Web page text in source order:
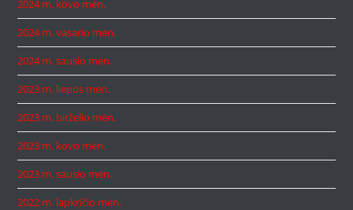
2024 m. kovo mėn.
2024 m. vasario mėn.
2024 m. sausio mėn.
2023 m. liepos mėn.
2023 m. birželio mėn.
2023 m. kovo mėn.
2023 m. sausio mėn.
2022 m. lapkričio mėn.